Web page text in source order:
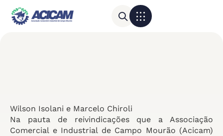
Wilson Isolani e Marcelo Chiroli
Na pauta de reivindicações que a Associação
Comercial e Industrial de Campo Mourão (Acicam)